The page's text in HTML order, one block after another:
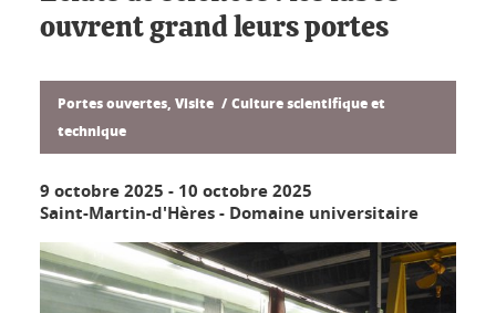
ouvrent grand leurs portes
Portes ouvertes, Visite
Culture scientifique et
technique
9 octobre 2025 - 10 octobre 2025
Saint-Martin-d'Hères - Domaine universitaire